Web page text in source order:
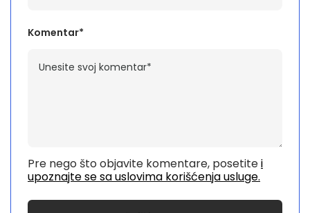
Komentar*
Pre nego što objavite komentare, posetitei
upoznajte se sa uslovima korišćenja usluge.